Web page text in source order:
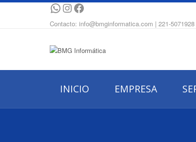
WhatsApp
Instagram
Facebook
Contacto: info@bmginformatica.com | 221-5071928
INICIO EMPRESA